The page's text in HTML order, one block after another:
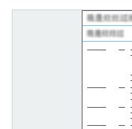
院，行内固定取出术
（合并骨质疏松，且有
骨折切开复位髓内针内